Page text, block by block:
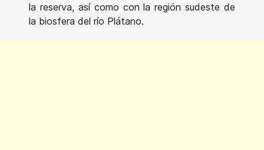
la reserva, así como con la región sudeste de
la biosfera del río Plátano.